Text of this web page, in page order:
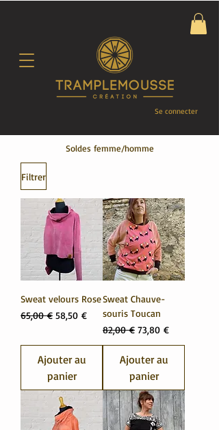
Se connecter
Soldes femme/homme
Filtrer
Sweat velours Rose
Prix original
65,00 € Prix promotionnel
58,50 €
Ajouter au
panier
Sweat Chauve-
souris Toucan
Prix original
82,00 € Prix promotionnel
73,80 €
Ajouter au
panier